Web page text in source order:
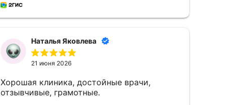
Наталья Яковлева
21 июня 2026
Хорошая клиника, достойные врачи,
отзывчивые, грамотные.